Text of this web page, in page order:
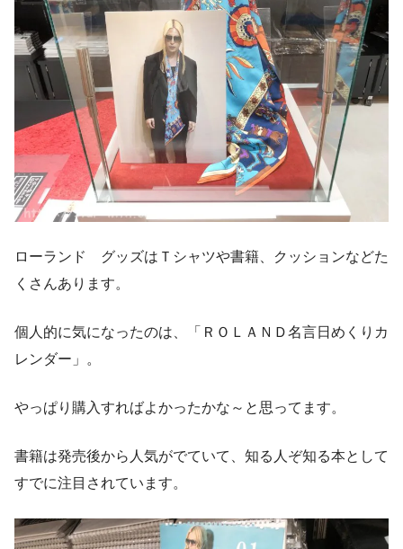
ローランド グッズはＴシャツや書籍、クッションなどた
くさんあります。
個人的に気になったのは、「ＲＯＬＡＮＤ名言日めくりカ
レンダー」。
やっぱり購入すればよかったかな～と思ってます。
書籍は発売後から人気がでていて、知る人ぞ知る本として
すでに注目されています。